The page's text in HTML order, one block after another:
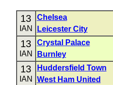
13
IAN
Chelsea
Leicester City
13
IAN
Crystal Palace
Burnley
13
IAN
Huddersfield Town
West Ham United